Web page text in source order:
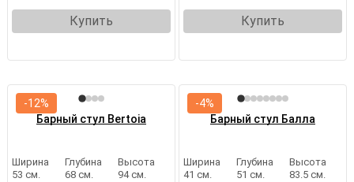
Купить Купить
Барный стул Bertoia
Ширина
53 см.
Глубина
68 см.
Высота
94 см.
-12%
Барный стул Балла
Ширина
41 см.
Глубина
51 см.
Высота
83.5 см.
-4%